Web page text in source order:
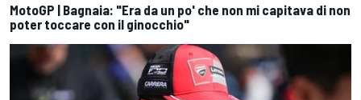
MotoGP | Bagnaia: "Era da un po' che non mi capitava di non
poter toccare con il ginocchio"